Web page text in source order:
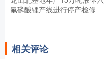
氟磷酸锂产线进行停产检修
相关评论